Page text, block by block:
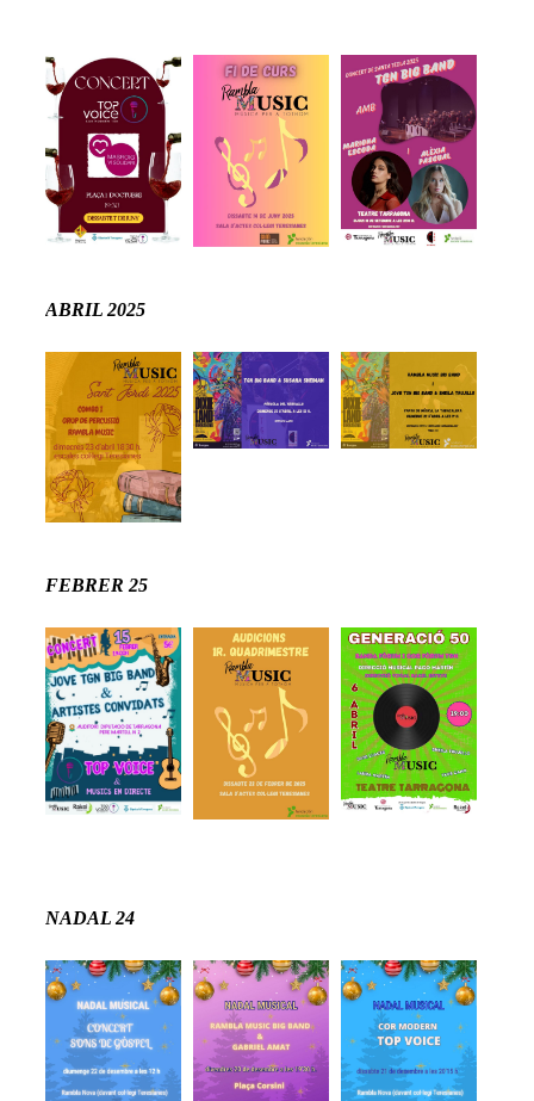
ABRIL 2025
FEBRER 25
NADAL 24